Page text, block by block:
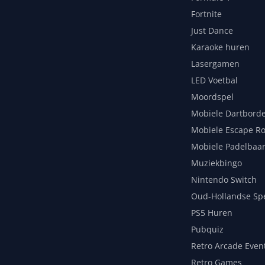
Fortnite
Just Dance
Karaoke huren
Lasergamen
LED Voetbal
Moordspel
Mobiele
Mobiele Escape
Mobiele
Muziekbingo
Nintendo Switch
Oud-Hollandse
PS5 Huren
Pubquiz
Retro Arcade
Retro Games